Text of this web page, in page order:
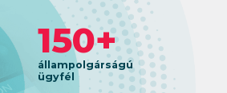
Español (Spanyol)
Türkçe (Török)
简体中文 (Egyszerűsített kínai)
150+
állampolgárságú
ügyfél